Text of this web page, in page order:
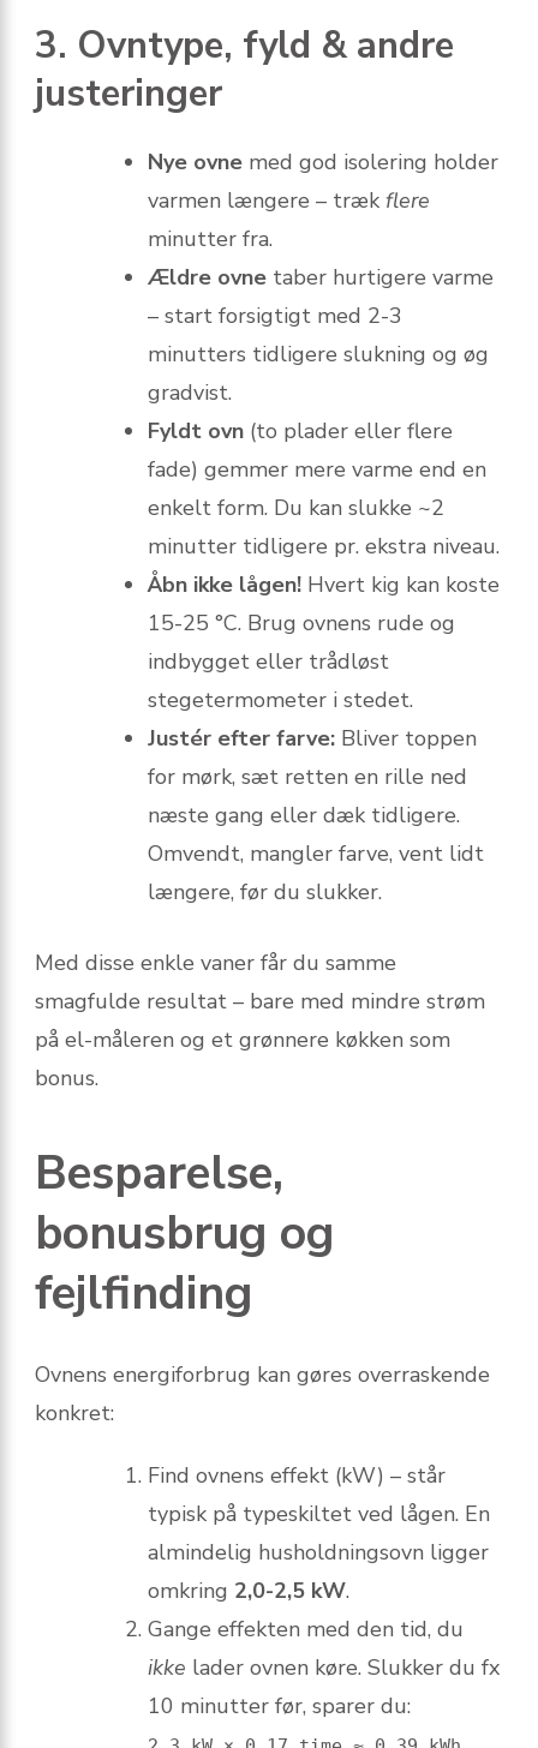
3. Ovntype, fyld & andre
justeringer
Nye ovne med god isolering holder
varmen længere – træk flere
minutter fra.
Ældre ovne taber hurtigere varme
– start forsigtigt med 2-3
minutters tidligere slukning og øg
gradvist.
Fyldt ovn (to plader eller flere
fade) gemmer mere varme end en
enkelt form. Du kan slukke ~2
minutter tidligere pr. ekstra niveau.
Åbn ikke lågen! Hvert kig kan koste
15-25 °C. Brug ovnens rude og
indbygget eller trådløst
stegetermometer i stedet.
Justér efter farve: Bliver toppen
for mørk, sæt retten en rille ned
næste gang eller dæk tidligere.
Omvendt, mangler farve, vent lidt
længere, før du slukker.
Med disse enkle vaner får du samme
smagfulde resultat – bare med mindre strøm
på el-måleren og et grønnere køkken som
bonus.
Besparelse,
bonusbrug og
fejlfinding
Ovnens energiforbrug kan gøres overraskende
konkret:
Find ovnens effekt (kW) – står
typisk på typeskiltet ved lågen. En
almindelig husholdningsovn ligger
omkring 2,0-2,5 kW.
Gange effekten med den tid, du
ikke lader ovnen køre. Slukker du fx
10 minutter før, sparer du: